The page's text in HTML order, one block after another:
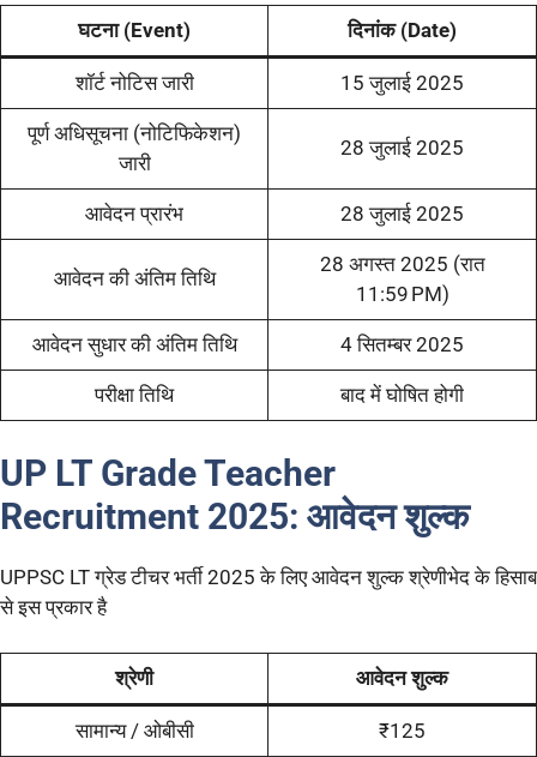
घटना (Event) दिनांक (Date)
शॉर्ट नोटिस जारी 15 जुलाई 2025
पूर्ण अधिसूचना (नोटिफिकेशन)
जारी
28 जुलाई 2025
आवेदन प्रारंभ 28 जुलाई 2025
आवेदन की अंतिम तिथि
28 अगस्त 2025 (रात
11:59 PM)
आवेदन सुधार की अंतिम तिथि 4 सितम्बर 2025
परीक्षा तिथि बाद में घोषित होगी
UP LT Grade Teacher
Recruitment 2025: आवेदन शुल्क
UPPSC LT ग्रेड टीचर भर्ती 2025 के लिए आवेदन शुल्क श्रेणीभेद के हिसाब
से इस प्रकार है
श्रेणी आवेदन शुल्क
सामान्य / ओबीसी ₹125